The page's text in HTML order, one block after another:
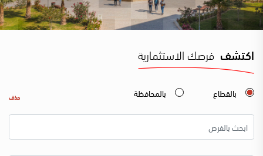
اكتشف فرصك الاستثمارية
بالقطاع بالمحافظة حذف